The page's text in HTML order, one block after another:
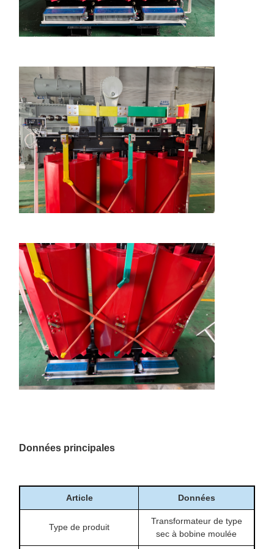
Données principales
Article Données
Type de produit
Transformateur de type
sec à bobine moulée